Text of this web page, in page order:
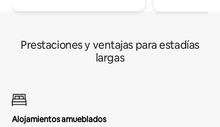
Prestaciones y ventajas para estadías
largas
Alojamientos amueblados